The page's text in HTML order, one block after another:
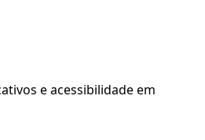
e acessibilidade em